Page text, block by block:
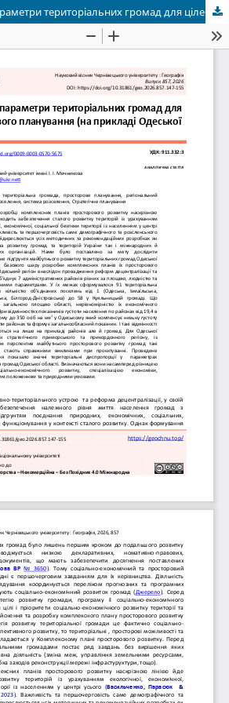
Розселененські параметри територіальних громад для цілей просторового планування (на прикладі Одеської області)